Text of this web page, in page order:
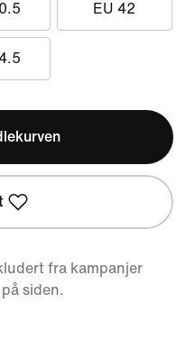
EU 42
fra kampanjer
siden.